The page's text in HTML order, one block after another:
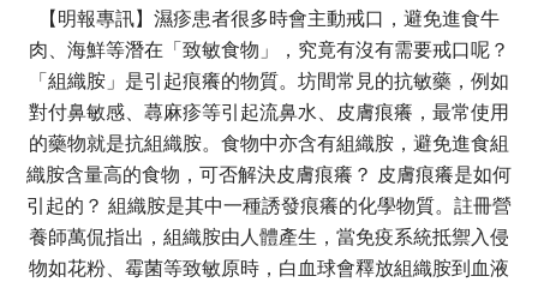
【明報專訊】濕疹患者很多時會主動戒口，避免進食牛
肉、海鮮等潛在「致敏食物」，究竟有沒有需要戒口呢？
「組織胺」是引起痕癢的物質。坊間常見的抗敏藥，例如
對付鼻敏感、蕁麻疹等引起流鼻水、皮膚痕癢，最常使用
的藥物就是抗組織胺。食物中亦含有組織胺，避免進食組
織胺含量高的食物，可否解決皮膚痕癢？ 皮膚痕癢是如何
引起的？ 組織胺是其中一種誘發痕癢的化學物質。註冊營
養師萬侃指出，組織胺由人體產生，當免疫系統抵禦入侵
物如花粉、霉菌等致敏原時，白血球會釋放組織胺到血液